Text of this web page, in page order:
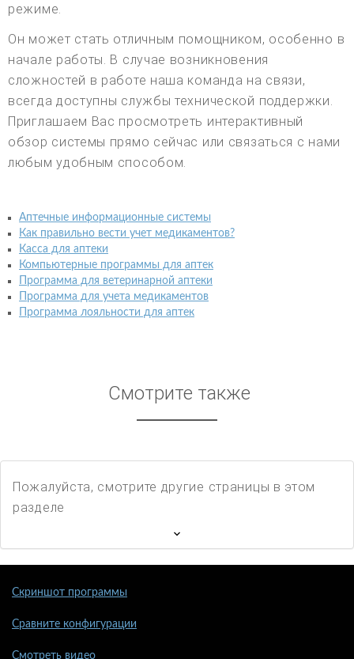
режиме.
Он может стать отличным помощником, особенно в
начале работы. В случае возникновения
сложностей в работе наша команда на связи,
всегда доступны службы технической поддержки.
Приглашаем Вас просмотреть интерактивный
обзор системы прямо сейчас или связаться с нами
любым удобным способом.
Аптечные информационные системы
Как правильно вести учет медикаментов?
Касса для аптеки
Компьютерные программы для аптек
Программа для ветеринарной аптеки
Программа для учета медикаментов
Программа лояльности для аптек
Смотрите также
Пожалуйста, смотрите другие страницы в этом
разделе
Скриншот программы
Сравните конфигурации
Смотреть видео